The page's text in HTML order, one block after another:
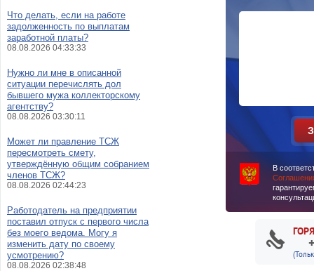
В
Что делать, если на работе
задолженность по выплатам
заработной платы?
08.08.2026 04:33:33
Нужно ли мне в описанной
ситуации перечислять дол
бывшего мужа коллекторскому
агентству?
08.08.2026 03:30:11
Может ли правление ТСЖ
пересмотреть смету,
утверждённую общим собранием
членов ТСЖ?
08.08.2026 02:44:23
Работодатель на предприятии
поставил отпуск с первого числа
без моего ведома. Могу я
изменить дату по своему
усмотрению?
08.08.2026 02:38:48